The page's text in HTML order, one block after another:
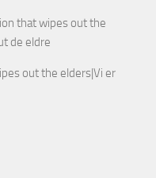
that wipes out the
de eldre
out the elders|Vi er